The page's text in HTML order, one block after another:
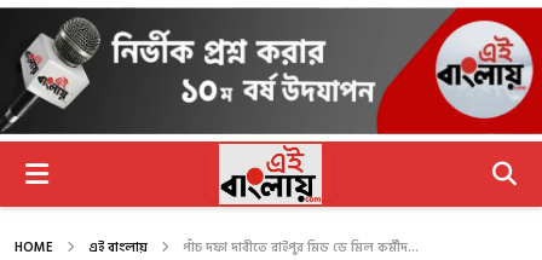
HOME এই বাংলায় পাঁচ দফা দাবীতে রাইপুর মিড ডে মিল কর্মীদ...